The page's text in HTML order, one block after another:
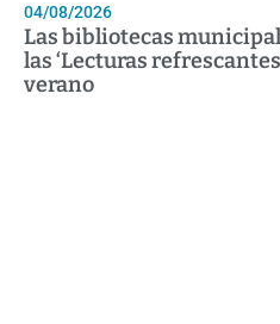
04/08/2026
Las bibliotecas
las ‘Lecturas
verano